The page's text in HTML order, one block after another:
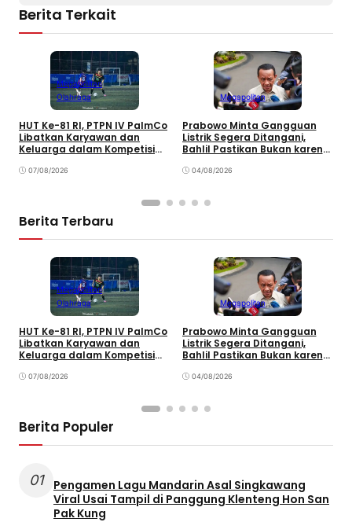
Berita Terkait
Megapolitan
Olahraga
HUT Ke-81 RI, PTPN IV PalmCo
Libatkan Karyawan dan
Keluarga dalam Kompetisi
07/08/2026
Megapolitan
Prabowo Minta Gangguan
Listrik Segera Ditangani,
Bahlil Pastikan Bukan karena
04/08/2026
Berita Terbaru
Megapolitan
Olahraga
HUT Ke-81 RI, PTPN IV PalmCo
Libatkan Karyawan dan
Keluarga dalam Kompetisi
07/08/2026
Megapolitan
Prabowo Minta Gangguan
Listrik Segera Ditangani,
Bahlil Pastikan Bukan karena
04/08/2026
Berita Populer
01
Pengamen Lagu Mandarin Asal Singkawang
Viral Usai Tampil di Panggung Klenteng Hon San
Pak Kung